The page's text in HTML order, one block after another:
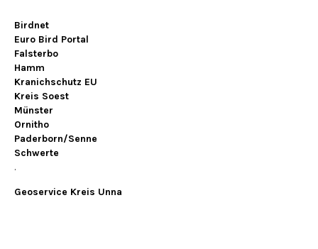
Birdnet
Euro Bird Portal
Falsterbo
Hamm
Kranichschutz EU
Kreis Soest
Münster
Ornitho
Paderborn/Senne
Schwerte
.
Geoservice Kreis Unna